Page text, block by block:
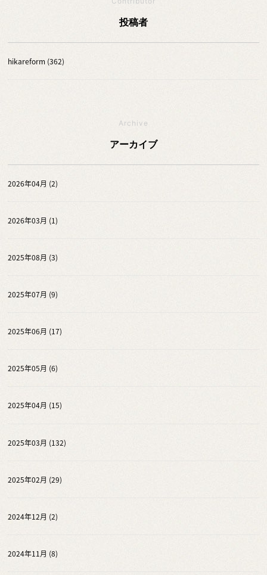
投稿者
hikareform (362)
Archive
アーカイブ
2026年04月 (2)
2026年03月 (1)
2025年08月 (3)
2025年07月 (9)
2025年06月 (17)
2025年05月 (6)
2025年04月 (15)
2025年03月 (132)
2025年02月 (29)
2024年12月 (2)
2024年11月 (8)